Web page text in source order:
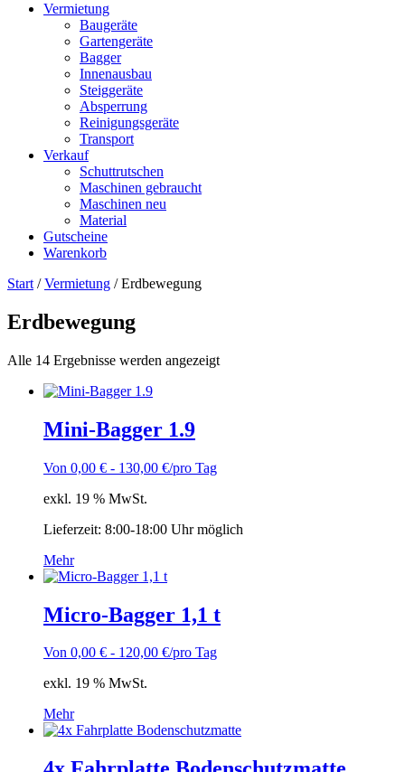
Vermietung
Baugeräte
Gartengeräte
Bagger
Innenausbau
Steiggeräte
Absperrung
Reinigungsgeräte
Transport
Verkauf
Schuttrutschen
Maschinen gebraucht
Maschinen neu
Material
Gutscheine
Warenkorb
Start /Vermietung / Erdbewegung
Erdbewegung
Alle 14 Ergebnisse werden angezeigt
Mini-Bagger 1.9
Von 0,00 € - 130,00 €/pro Tag
exkl. 19 % MwSt.
Lieferzeit: 8:00-18:00 Uhr möglich
Mehr
Micro-Bagger 1,1 t
Von 0,00 € - 120,00 €/pro Tag
exkl. 19 % MwSt.
Mehr